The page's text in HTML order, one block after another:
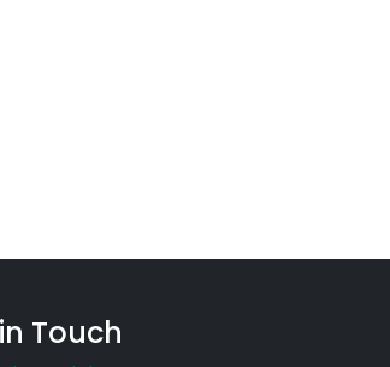
Touch